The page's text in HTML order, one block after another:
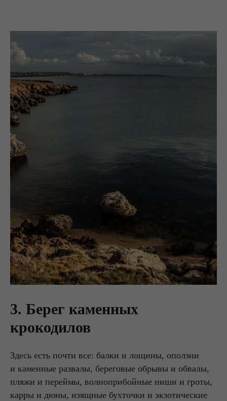
3. Берег каменных
крокодилов
Здесь есть почти все: балки и лощины, оползни
и каменные развалы, береговые обрывы и обвалы,
пляжи и переймы, волноприбойные ниши и гроты,
карры и дюны, изящные бухточки и экзотические